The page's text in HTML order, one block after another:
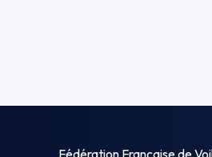
Fédération Française de